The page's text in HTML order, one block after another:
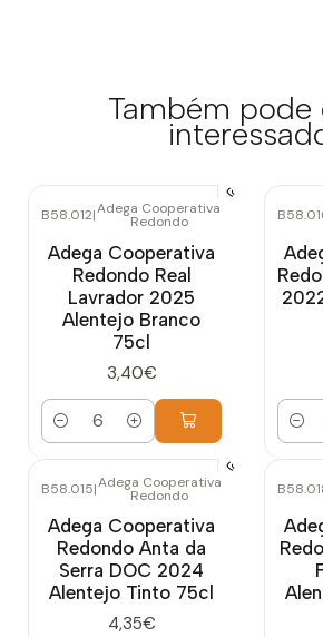
Também pode
B58.012|Adega Cooperativa
Redondo
Adega Cooperativa
Redondo Real
Lavrador 2025
Alentejo Branco
75cl
3,40€
Quantidade
B58.015|Adega Cooperativa
Redondo
Adega Cooperativa
Redondo Anta da
Serra DOC 2024
Alentejo Tinto 75cl
4,35€